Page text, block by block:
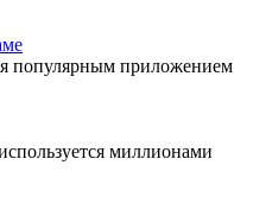
популярным приложением
миллионами